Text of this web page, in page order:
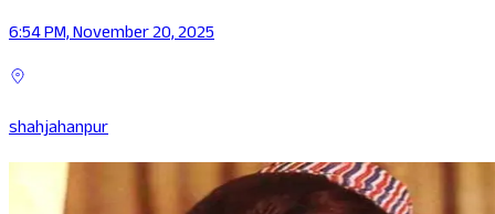
6:54 PM, November 20, 2025
shahjahanpur